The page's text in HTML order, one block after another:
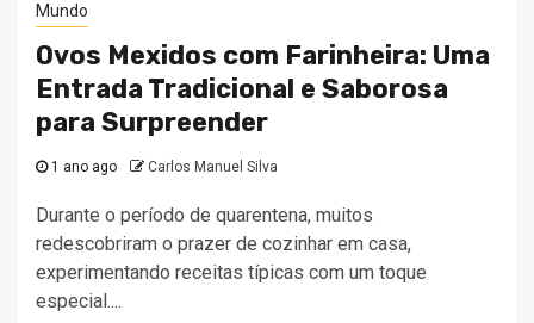
Mundo
Ovos Mexidos com Farinheira: Uma
Entrada Tradicional e Saborosa
para Surpreender
1 ano ago Carlos Manuel Silva
Durante o período de quarentena, muitos
redescobriram o prazer de cozinhar em casa,
experimentando receitas típicas com um toque
especial....